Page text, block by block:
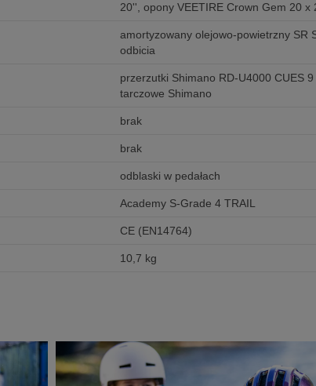
20'', opony VEETIRE Crown Gem 20 x
amortyzowany olejowo-powietrzny SR
odbicia
przerzutki Shimano RD-U4000 CUES
tarczowe Shimano
brak
brak
odblaski w pedałach
Academy S-Grade 4 TRAIL
CE (EN14764)
10,7 kg